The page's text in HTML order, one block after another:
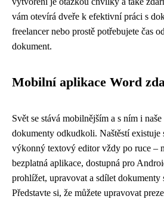
vám otevírá dveře k efektivní práci s
freelancer nebo prostě potřebujete čas
dokument.
Mobilní aplikace Word
Svět se stává mobilnějším a s ním i
dokumenty odkudkoli. Naštěstí existuje
výkonný textový editor vždy po ruce –
bezplatná aplikace, dostupná pro
prohlížet, upravovat a sdílet
Představte si, že můžete upravovat